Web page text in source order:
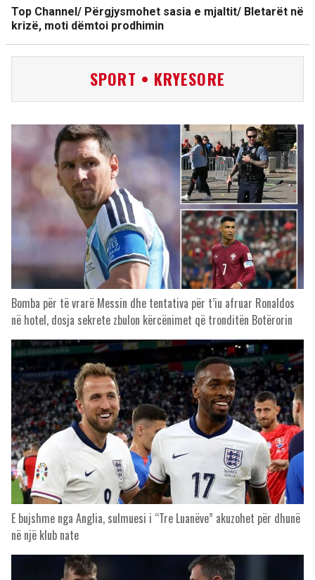
Top Channel/ Përgjysmohet sasia e mjaltit/ Bletarët në
krizë, moti dëmtoi prodhimin
SPORT • KRYESORE
Bomba për të vrarë Messin dhe tentativa për t’iu afruar Ronaldos
në hotel, dosja sekrete zbulon kërcënimet që tronditën Botërorin
E bujshme nga Anglia, sulmuesi i “Tre Luanëve” akuzohet për dhunë
në një klub nate